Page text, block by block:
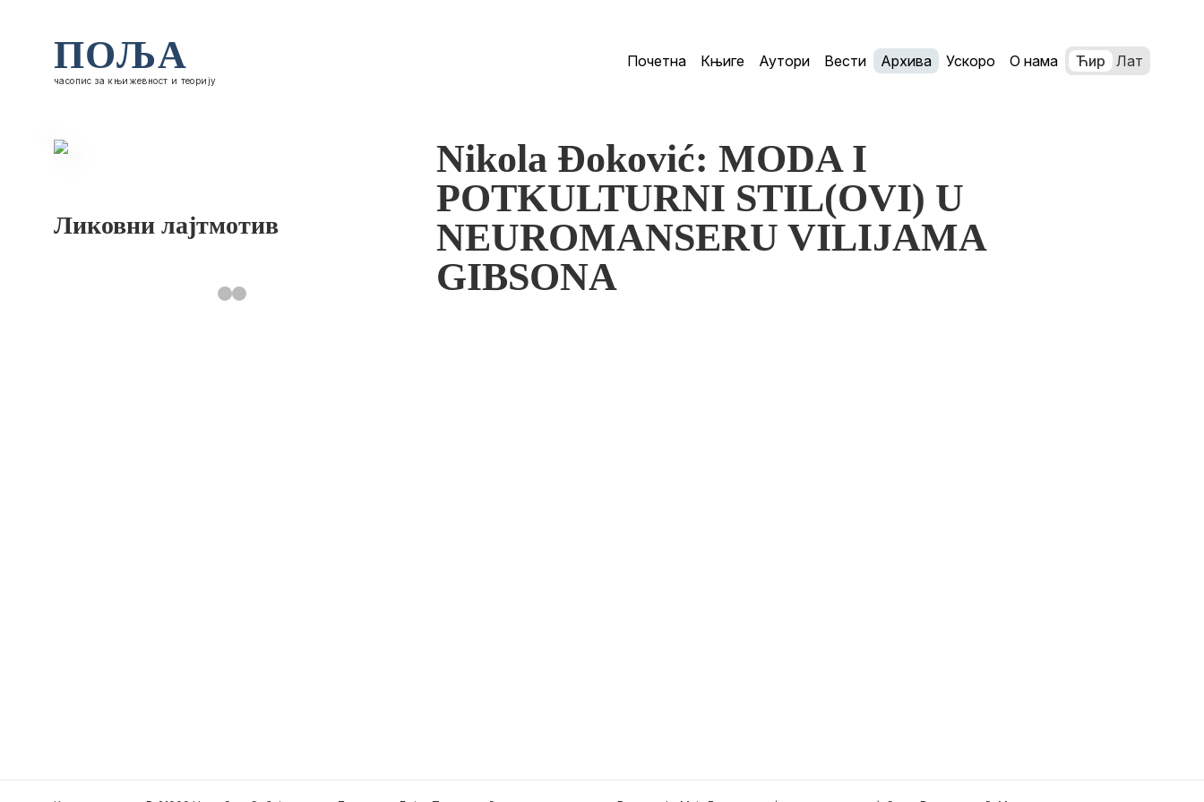
ПОЉА
часопис за књижевност и теорију
Почетна Књиге Аутори Вести Архива Ускоро О нама Ћир Лат
Ликовни лајтмотив
Nikola Đoković: MODA I
POTKULTURNI STIL(OVI) U
NEUROMANSERU VILIJAMA
GIBSONA